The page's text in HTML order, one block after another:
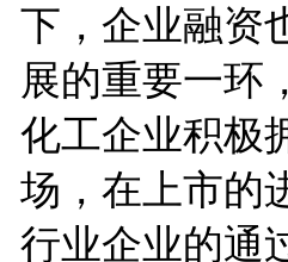
下，企业融资
展的重要一环
化工企业积极
场，在上市的
行业企业的通